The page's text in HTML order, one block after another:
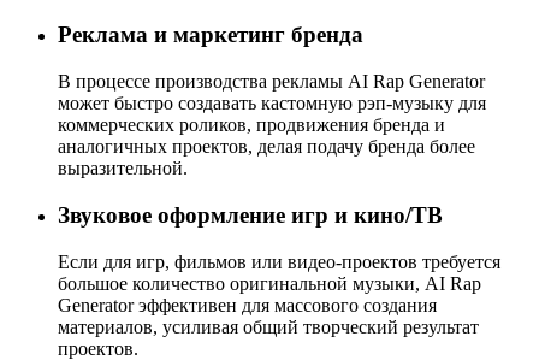
Реклама и маркетинг бренда
В процессе производства рекламы AI Rap Generator
может быстро создавать кастомную рэп-музыку для
коммерческих роликов, продвижения бренда и
аналогичных проектов, делая подачу бренда более
выразительной.
Звуковое оформление игр и кино/ТВ
Если для игр, фильмов или видео-проектов требуется
большое количество оригинальной музыки, AI Rap
Generator эффективен для массового создания
материалов, усиливая общий творческий результат
проектов.